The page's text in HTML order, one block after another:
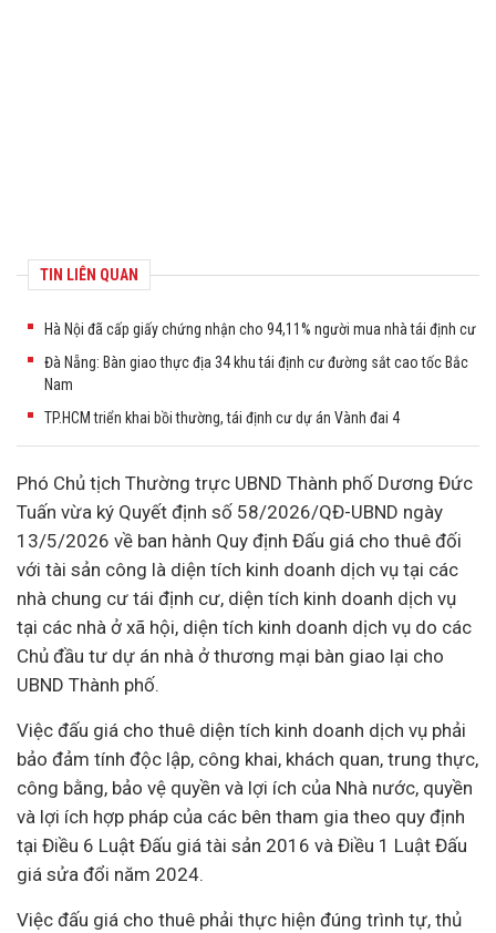
TIN LIÊN QUAN
Hà Nội đã cấp giấy chứng nhận cho 94,11% người mua nhà tái định cư
Đà Nẵng: Bàn giao thực địa 34 khu tái định cư đường sắt cao tốc Bắc
Nam
TP.HCM triển khai bồi thường, tái định cư dự án Vành đai 4
Phó Chủ tịch Thường trực UBND Thành phố Dương Đức
Tuấn vừa ký Quyết định số 58/2026/QĐ-UBND ngày
13/5/2026 về ban hành Quy định Đấu giá cho thuê đối
với tài sản công là diện tích kinh doanh dịch vụ tại các
nhà chung cư tái định cư, diện tích kinh doanh dịch vụ
tại các nhà ở xã hội, diện tích kinh doanh dịch vụ do các
Chủ đầu tư dự án nhà ở thương mại bàn giao lại cho
UBND Thành phố.
Việc đấu giá cho thuê diện tích kinh doanh dịch vụ phải
bảo đảm tính độc lập, công khai, khách quan, trung thực,
công bằng, bảo vệ quyền và lợi ích của Nhà nước, quyền
và lợi ích hợp pháp của các bên tham gia theo quy định
tại Điều 6 Luật Đấu giá tài sản 2016 và Điều 1 Luật Đấu
giá sửa đổi năm 2024.
Việc đấu giá cho thuê phải thực hiện đúng trình tự, thủ